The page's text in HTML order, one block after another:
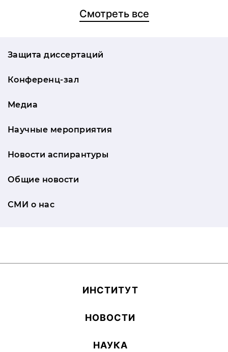
Смотреть все
Защита диссертаций
Конференц-зал
Медиа
Научные мероприятия
Новости аспирантуры
Общие новости
СМИ о нас
ИН­СТИ­ТУТ
НОВОСТИ
НАУКА